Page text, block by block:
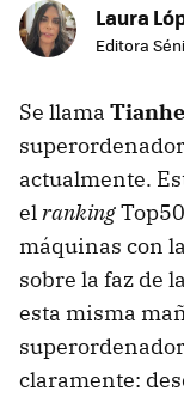
Laura
Editora
Se llama
actualmente.
elranking
máquinas con
sobre la faz de
esta misma
claramente: